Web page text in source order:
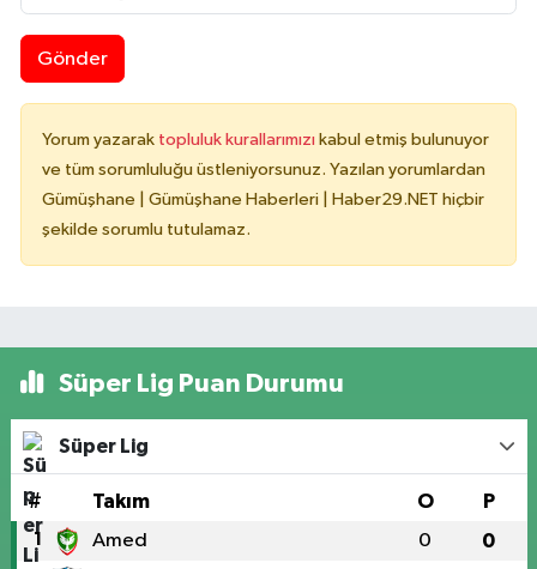
Gönder
Yorum yazarak topluluk kurallarımızı kabul etmiş bulunuyor
ve tüm sorumluluğu üstleniyorsunuz. Yazılan yorumlardan
Gümüşhane | Gümüşhane Haberleri | Haber29.NET hiçbir
şekilde sorumlu tutulamaz.
Süper Lig Puan Durumu
Süper Lig
# Takım O P
1 Amed 0 0